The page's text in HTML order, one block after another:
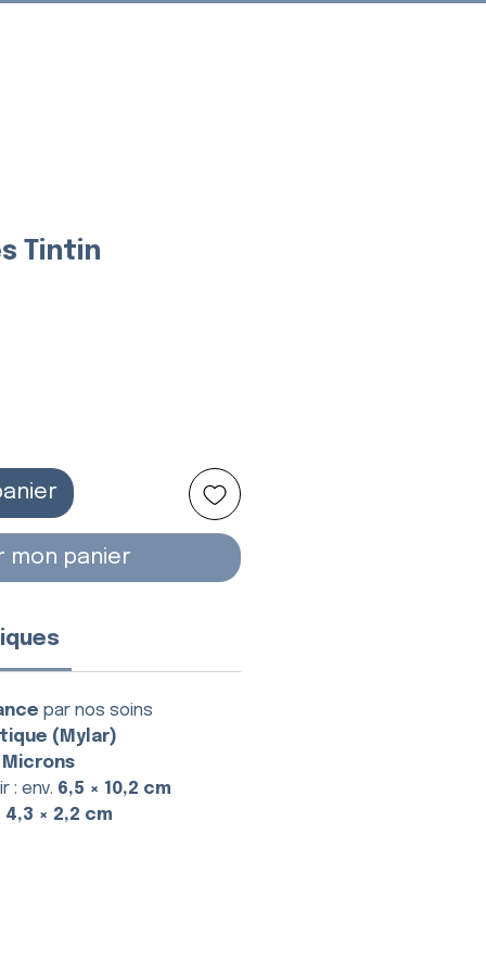
Tintin
mon panier
par nos soins
(Mylar)
: env. 6,5 × 10,2 cm
4,3 × 2,2 cm